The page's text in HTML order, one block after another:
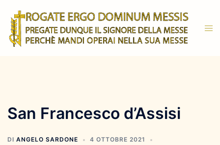
contenuto
San Francesco d’Assisi
DI ANGELO SARDONE
4 OTTOBRE 2021